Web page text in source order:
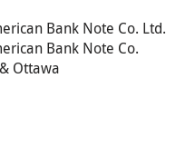
Bank Note Co. Ltd.
Bank Note Co.
Ottawa